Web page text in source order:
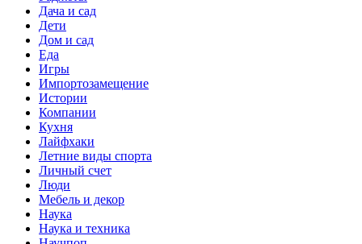
Дача и сад
Дети
Дом и сад
Еда
Игры
Импортозамещение
Истории
Компании
Кухня
Лайфхаки
Летние виды спорта
Личный счет
Люди
Мебель и декор
Наука
Наука и техника